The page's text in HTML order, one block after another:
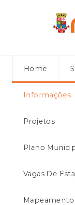
Home
Informações
Projetos
Plano
Vagas De